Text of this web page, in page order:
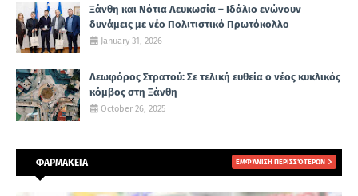
Ξάνθη και Νότια Λευκωσία – Ιδάλιο ενώνουν
δυνάμεις με νέο Πολιτιστικό Πρωτόκολλο
January 31, 2026
Λεωφόρος Στρατού: Σε τελική ευθεία ο νέος κυκλικός
κόμβος στη Ξάνθη
October 26, 2025
ΦΑΡΜΑΚΕΙΑ ΕΜΦΆΝΙΣΗ ΠΕΡΙΣΣΌΤΕΡΩΝ